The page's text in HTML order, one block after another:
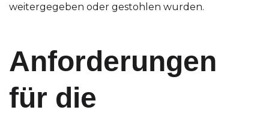
weitergegeben oder gestohlen wurden.
Anforderungen
für die